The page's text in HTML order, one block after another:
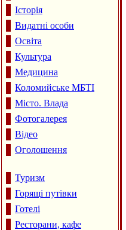
Історія
Видатні особи
Освіта
Культура
Медицина
Коломийське МБТІ
Місто. Влада
Фотогалерея
Відео
Оголошення
Туризм
Горящі путівки
Готелі
Ресторани, кафе